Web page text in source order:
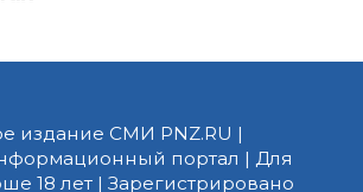
издание СМИ PNZ.RU |
портал | Для
18 лет | Зарегистрировано